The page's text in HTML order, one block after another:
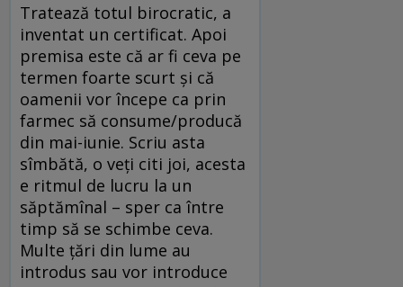
Tratează totul birocratic, a
inventat un certificat. Apoi
premisa este că ar fi ceva pe
termen foarte scurt și că
oamenii vor începe ca prin
farmec să consume/producă
din mai-iunie. Scriu asta
sîmbătă, o veți citi joi, acesta
e ritmul de lucru la un
săptămînal – sper ca între
timp să se schimbe ceva.
Multe țări din lume au
introdus sau vor introduce